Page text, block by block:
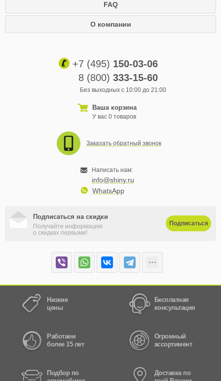
FAQ
О компании
+7 (495) 150-03-06
8 (800) 333-15-60
Без выходных с 10:00 до 21:00
Ваша корзина
У вас 0 товаров
Заказать обратный звонок
Написать нам:
info@shiny.ru
WhatsApp
Подписаться на скидки
Получайте информацию
о скидках первыми!
Подписаться
Низкие
цены
Бесплатная
консультация
Работаем
более 15 лет
Огромный
ассортимент
Подбор по
Доставка по